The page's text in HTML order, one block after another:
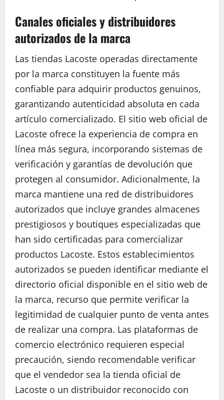
Canales oficiales y distribuidores
autorizados de la marca
Las tiendas Lacoste operadas directamente
por la marca constituyen la fuente más
confiable para adquirir productos genuinos,
garantizando autenticidad absoluta en cada
artículo comercializado. El sitio web oficial de
Lacoste ofrece la experiencia de compra en
línea más segura, incorporando sistemas de
verificación y garantías de devolución que
protegen al consumidor. Adicionalmente, la
marca mantiene una red de distribuidores
autorizados que incluye grandes almacenes
prestigiosos y boutiques especializadas que
han sido certificadas para comercializar
productos Lacoste. Estos establecimientos
autorizados se pueden identificar mediante el
directorio oficial disponible en el sitio web de
la marca, recurso que permite verificar la
legitimidad de cualquier punto de venta antes
de realizar una compra. Las plataformas de
comercio electrónico requieren especial
precaución, siendo recomendable verificar
que el vendedor sea la tienda oficial de
Lacoste o un distribuidor reconocido con